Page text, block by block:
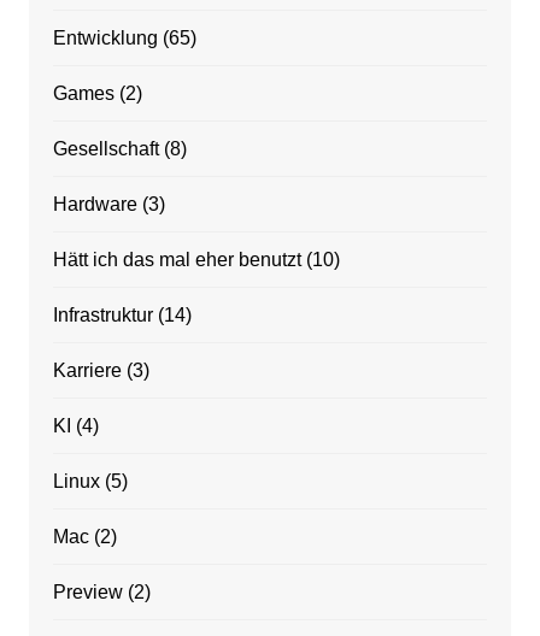
Entwicklung (65)
Games(2)
Gesellschaft(8)
Hardware(3)
Hätt ich das mal eher benutzt(10)
Infrastruktur(14)
Karriere(3)
KI (4)
Linux(5)
Mac(2)
Preview(2)